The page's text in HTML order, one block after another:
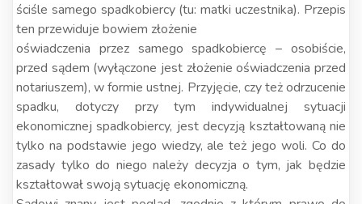
ściśle samego spadkobiercy (tu: matki uczestnika). Przepis
ten przewiduje bowiem złożenie
oświadczenia przez samego spadkobiercę – osobiście,
przed sądem (wyłączone jest złożenie oświadczenia przed
notariuszem), w formie ustnej. Przyjęcie, czy też odrzucenie
spadku, dotyczy przy tym indywidualnej sytuacji
ekonomicznej spadkobiercy, jest decyzją kształtowaną nie
tylko na podstawie jego wiedzy, ale też jego woli. Co do
zasady tylko do niego należy decyzja o tym, jak będzie
kształtował swoją sytuację ekonomiczną.